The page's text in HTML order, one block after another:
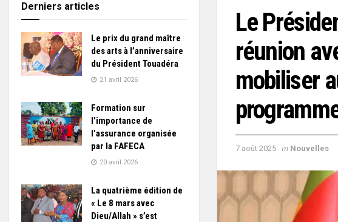
Le
réunion
mobiliser
7 août 2025 in Nouvelles
Derniers articles
Le prix du grand maître
des arts à l’anniversaire
du Président Touadéra
21 avril 2026
Formation sur
l’importance de
l’assurance organisée
par la FAFECA
20 avril 2026
La quatrième édition de
« Le 8 mars avec
Dieu/Allah » s’est